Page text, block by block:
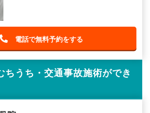
電話で無料予約をする
ちうち・交通事故施術ができ